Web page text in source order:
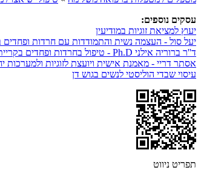
עסקים נוספים:
יעוץ למציאת זוגיות במודיעין
יעל סול - העצמה נשית והתמודדות עם חרדות ופחדים
ד''ר ברוריה אילני Ph.D - טיפול בחרדות ופחדים בקריית ביאליק
אסתר דריי - מאמנת אישית ויועצת לזוגיות ולמערכות
עיסוי שבדי הוליסטי לנשים בגוש דן
תפריט ניווט